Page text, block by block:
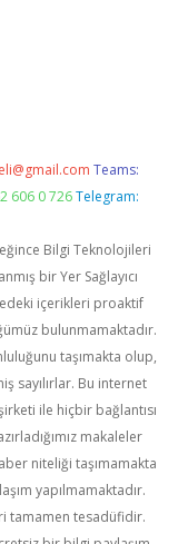
Teams:
606 0 726 Telegram:
Bilgi Teknolojileri
bir Yer Sağlayıcı
içerikleri proaktif
bulunmamaktadır.
taşımakta olup,
sayılırlar. Bu internet
ile hiçbir bağlantısı
makaleler
niteliği taşımamakta
yapılmamaktadır.
tamamen tesadüfidir.